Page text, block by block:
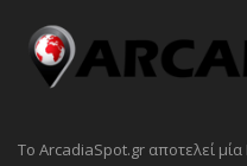
Το ArcadiaSpot.gr αποτελεί